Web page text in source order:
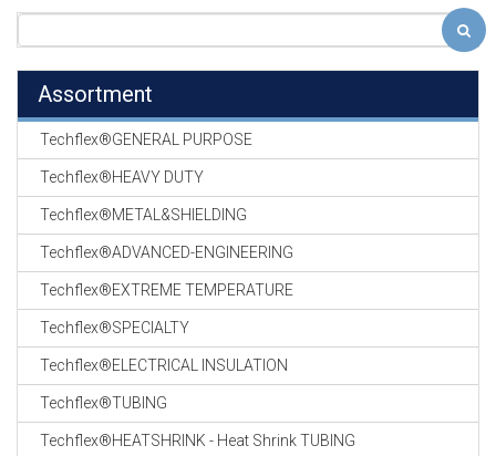
Assortment
Techflex®GENERAL PURPOSE
Techflex®HEAVY DUTY
Techflex®METAL&SHIELDING
Techflex®ADVANCED-ENGINEERING
Techflex®EXTREME TEMPERATURE
Techflex®SPECIALTY
Techflex®ELECTRICAL INSULATION
Techflex®TUBING
Techflex®HEATSHRINK - Heat Shrink TUBING